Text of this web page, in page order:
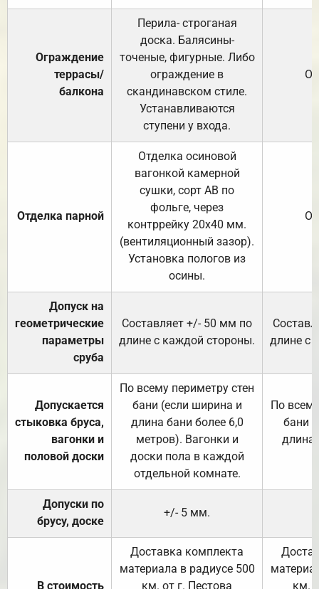
Ограждение
террасы/
балкона
Перила- строганая
доска. Балясины-
точеные, фигурные. Либо
ограждение в
скандинавском стиле.
Устанавливаются
ступени у входа.
Отделка парной
Отделка осиновой
вагонкой камерной
сушки, сорт АВ по
фольге, через
контррейку 20х40 мм.
(вентиляционный зазор).
Установка пологов из
осины.
Допуск на
геометрические
параметры
сруба
Составляет +/- 50 мм по
длине с каждой стороны.
длине с
Допускается
стыковка бруса,
вагонки и
половой доски
По всему периметру стен
бани (если ширина и
длина бани более 6,0
метров). Вагонки и
доски пола в каждой
отдельной комнате.
По
бани
длина
Допуски по
брусу, доске
+/- 5 мм.
В стоимость
Доставка комплекта
материала в радиусе 500
км. от г. Пестова
км.